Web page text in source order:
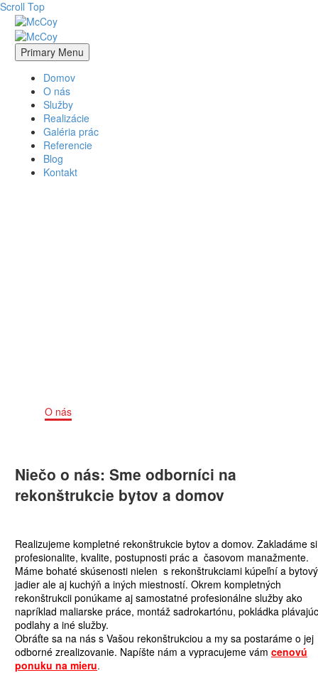
Scroll Top
Primary Menu
Domov
O nás
Služby
Realizácie
Galéria prác
Referencie
Blog
Kontakt
O nás
Niečo o nás: Sme odborníci na
rekonštrukcie bytov a domov
Realizujeme kompletné rekonštrukcie bytov a domov. Zakladáme
profesionalite, kvalite, postupnosti prác a časovom manažmente.
Máme bohaté skúsenosti nielen s rekonštrukciami kúpeľní a
jadier ale aj kuchýň a iných miestností. Okrem kompletných
rekonštrukcii ponúkame aj samostatné profesionálne služby ako
napríklad maliarske práce, montáž sadrokartónu, pokládka
podlahy a iné služby.
Obráťte sa na nás s Vašou rekonštrukciou a my sa postaráme o jej
odborné zrealizovanie. Napíšte nám a vypracujeme vám cenovú
ponuku na mieru.